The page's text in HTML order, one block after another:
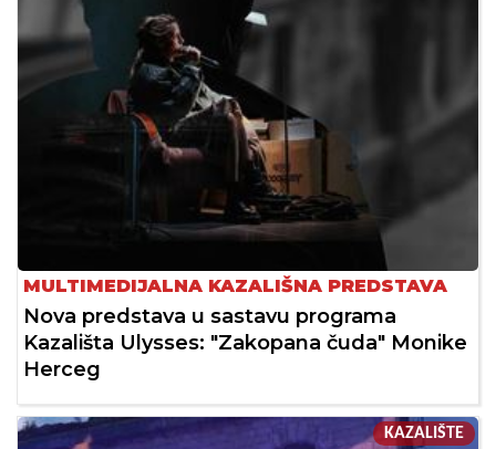
MULTIMEDIJALNA KAZALIŠNA PREDSTAVA
Nova predstava u sastavu programa
Kazališta Ulysses: "Zakopana čuda" Monike
Herceg
KAZALIŠTE